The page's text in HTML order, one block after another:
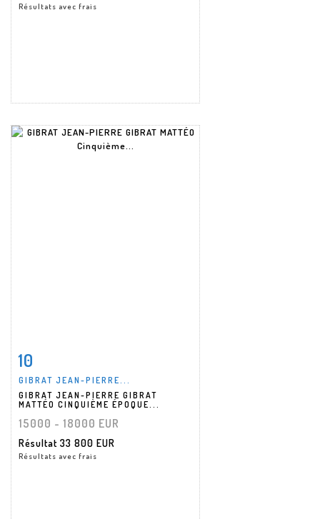
Résultats avec frais
Fiche détaillée
10
GIBRAT JEAN-PIERRE...
GIBRAT JEAN-PIERRE GIBRAT
MATTÉO CINQUIÈME ÉPOQUE...
15000 - 18000 EUR
Résultat 33 800 EUR
Résultats avec frais